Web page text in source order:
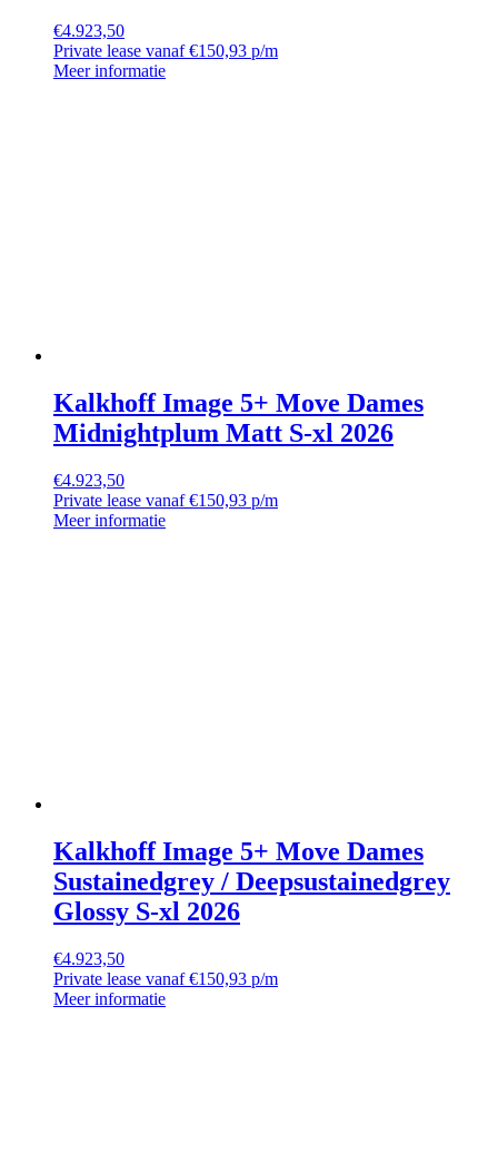
€4.923,50
Private lease vanaf €150,93 p/m
Meer informatie
Kalkhoff Image 5+ Move Dames
Midnightplum Matt S-xl 2026
€4.923,50
Private lease vanaf €150,93 p/m
Meer informatie
Kalkhoff Image 5+ Move Dames
Sustainedgrey / Deepsustainedgrey
Glossy S-xl 2026
€4.923,50
Private lease vanaf €150,93 p/m
Meer informatie